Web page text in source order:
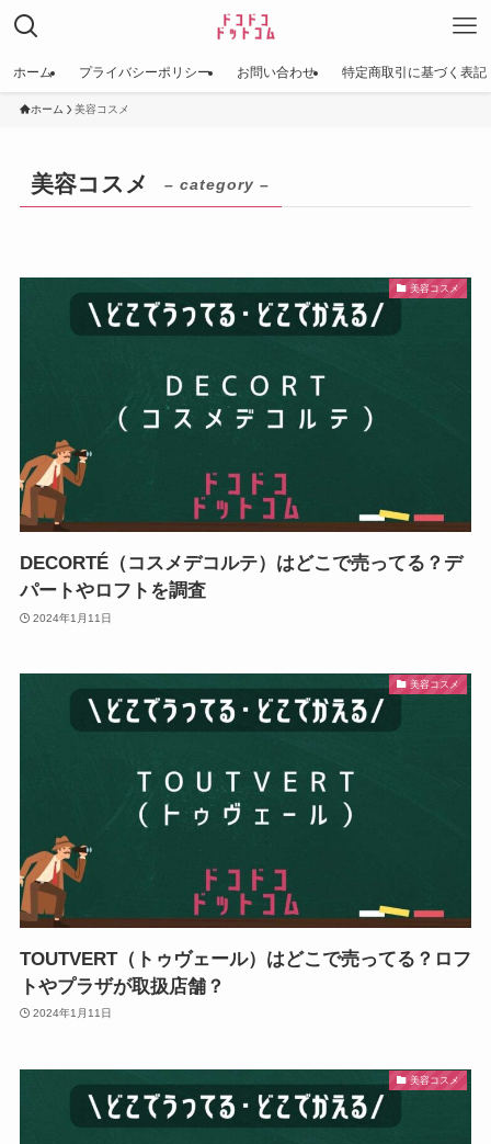
ホーム プライバシーポリシー お問い合わせ 特定商取引に基づく表記
ホーム 美容コスメ
美容コスメ – category –
美容コスメ
DECORTÉ（コスメデコルテ）はどこで売ってる？デ
パートやロフトを調査
2024年1月11日
美容コスメ
TOUTVERT（トゥヴェール）はどこで売ってる？ロフ
トやプラザが取扱店舗？
2024年1月11日
美容コスメ